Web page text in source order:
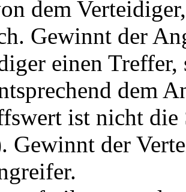
dem
Gewinnt der
einen
dem
ist nicht die
Gewinnt der